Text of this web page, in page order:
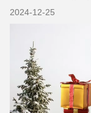
2024-12-25